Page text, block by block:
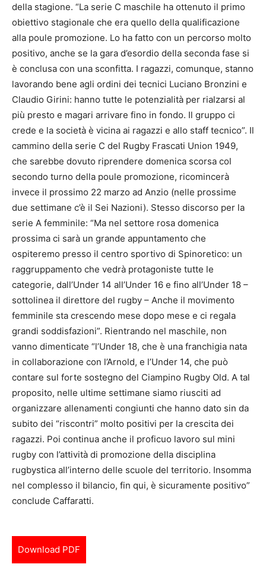
della stagione. “La serie C maschile ha ottenuto il primo
obiettivo stagionale che era quello della qualificazione
alla poule promozione. Lo ha fatto con un percorso molto
positivo, anche se la gara d’esordio della seconda fase si
è conclusa con una sconfitta. I ragazzi, comunque, stanno
lavorando bene agli ordini dei tecnici Luciano Bronzini e
Claudio Girini: hanno tutte le potenzialità per rialzarsi al
più presto e magari arrivare fino in fondo. Il gruppo ci
crede e la società è vicina ai ragazzi e allo staff tecnico”. Il
cammino della serie C del Rugby Frascati Union 1949,
che sarebbe dovuto riprendere domenica scorsa col
secondo turno della poule promozione, ricomincerà
invece il prossimo 22 marzo ad Anzio (nelle prossime
due settimane c’è il Sei Nazioni). Stesso discorso per la
serie A femminile: “Ma nel settore rosa domenica
prossima ci sarà un grande appuntamento che
ospiteremo presso il centro sportivo di Spinoretico: un
raggruppamento che vedrà protagoniste tutte le
categorie, dall’Under 14 all’Under 16 e fino all’Under 18 –
sottolinea il direttore del rugby – Anche il movimento
femminile sta crescendo mese dopo mese e ci regala
grandi soddisfazioni”. Rientrando nel maschile, non
vanno dimenticate “l’Under 18, che è una franchigia nata
in collaborazione con l’Arnold, e l’Under 14, che può
contare sul forte sostegno del Ciampino Rugby Old. A tal
proposito, nelle ultime settimane siamo riusciti ad
organizzare allenamenti congiunti che hanno dato sin da
subito dei “riscontri” molto positivi per la crescita dei
ragazzi. Poi continua anche il proficuo lavoro sul mini
rugby con l’attività di promozione della disciplina
rugbystica all’interno delle scuole del territorio. Insomma
nel complesso il bilancio, fin qui, è sicuramente positivo”
conclude Caffaratti.
Download PDF